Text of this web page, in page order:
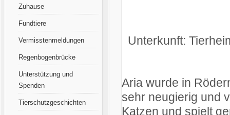
Zuhause
Fundtiere
Vermisstenmeldungen
Regenbogenbrücke
Unterstützung und
Spenden
Tierschutzgeschichten
Unterkunft:
Aria wurde in
sehr neugierig und
Katzen und spielt